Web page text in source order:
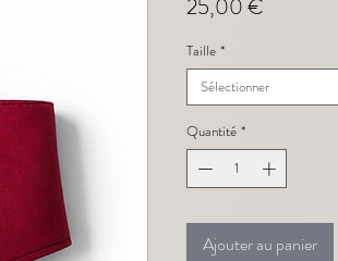
25,00 €
Taille *
Sélectionner
Quantité *
Ajouter au panier